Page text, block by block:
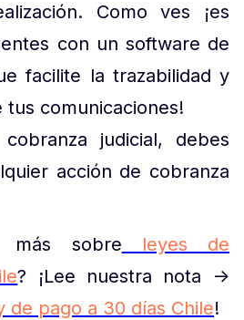
Como ves ¡es
con un software de
facilite la trazabilidad y
tus comunicaciones!
judicial, debes
acción de cobranza
más sobre leyes de
? ¡Lee nuestra nota →
de pago a 30 días Chile!